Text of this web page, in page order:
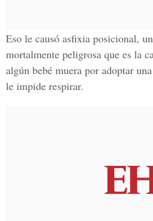
Eso le causó asfixia posicional,
mortalmente peligrosa que es la
algún bebé muera por adoptar
le impide respirar.